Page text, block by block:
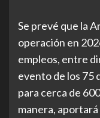
Se prevé que la
operación en
empleos, entre
evento de los 75
para cerca de
manera,